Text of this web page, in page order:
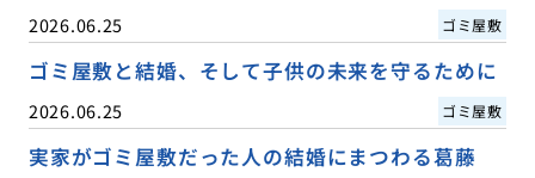
2026.06.25 ゴミ屋敷
ゴミ屋敷と結婚、そして子供の未来を守るために
2026.06.25 ゴミ屋敷
実家がゴミ屋敷だった人の結婚にまつわる葛藤